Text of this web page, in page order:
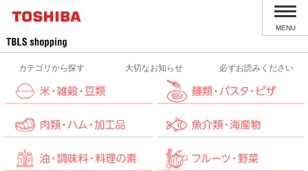
MENU
カテゴリから探す 大切なお知らせ 必ずお読みください